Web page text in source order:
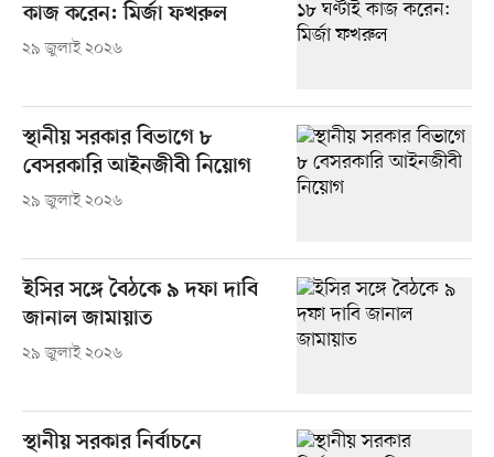
কাজ করেন: মির্জা ফখরুল
২৯ জুলাই ২০২৬
স্থানীয় সরকার বিভাগে ৮
বেসরকারি আইনজীবী নিয়োগ
২৯ জুলাই ২০২৬
ইসির সঙ্গে বৈঠকে ৯ দফা দাবি
জানাল জামায়াত
২৯ জুলাই ২০২৬
স্থানীয় সরকার নির্বাচনে